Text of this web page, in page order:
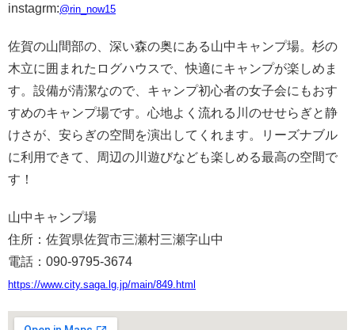
instagrm:@rin_now15
佐賀の山間部の、深い森の奥にある山中キャンプ場。杉の
木立に囲まれたログハウスで、快適にキャンプが楽しめま
す。設備が清潔なので、キャンプ初心者の女子会にもおす
すめのキャンプ場です。心地よく流れる川のせせらぎと静
けさが、安らぎの空間を演出してくれます。リーズナブル
に利用できて、周辺の川遊びなども楽しめる最高の空間で
す！
山中キャンプ場
住所：佐賀県佐賀市三瀬村三瀬字山中
電話：090-9795-3674
https://www.city.saga.lg.jp/main/849.html